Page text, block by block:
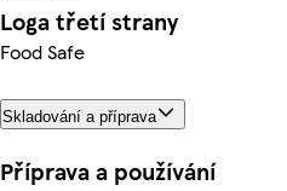
Loga třetí strany
Food Safe
Skladování a příprava
Příprava a používání